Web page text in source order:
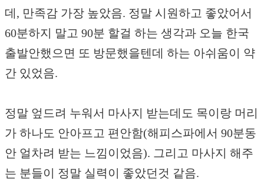
데, 만족감 가장 높았음. 정말 시원하고 좋았어서
60분하지 말고 90분 할걸 하는 생각과 오늘 한국
출발안했으면 또 방문했을텐데 하는 아쉬움이 약
간 있었음.
정말 엎드려 누워서 마사지 받는데도 목이랑 머리
가 하나도 안아프고 편안함(해피스파에서 90분동
안 얼차려 받는 느낌이었음). 그리고 마사지 해주
는 분들이 정말 실력이 좋았던것 같음.